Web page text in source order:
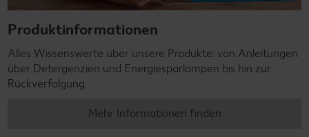
Produktinformationen
Alles Wissenswerte über unsere Produkte: von Anleitungen
über Detergenzien und Energiesparlampen bis hin zur
Rückverfolgung.
Mehr Informationen finden